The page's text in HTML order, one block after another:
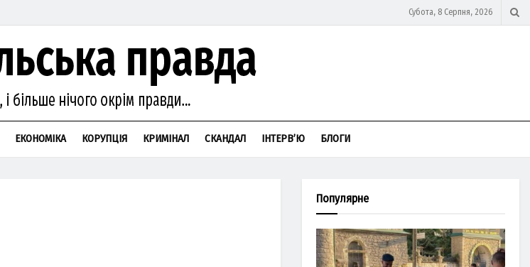
Субота, 8 Серпня, 2026
ЕКОНОМІКА КОРУПЦІЯ КРИМІНАЛ СКАНДАЛ ІНТЕРВ’Ю БЛОГИ
Популярне